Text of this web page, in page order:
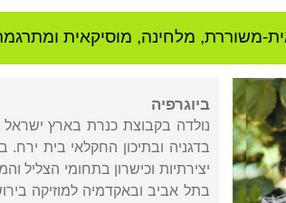
משוררת, מלחינה, מוסיקאית
ביוגרפיה
נולדה בקבוצת כנרת בארץ ישראל
בדגניה ובתיכון החקלאי בית
יצירתיות וכישרון בתחומי הצליל
בתל אביב ובאקדמיה למוזיקה